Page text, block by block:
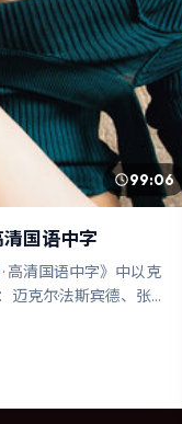
99:06
清国语中字
高清国语中字》中以克
克尔·法斯宾德、张译
，故事从日常裂缝切
言统一，情感落点克